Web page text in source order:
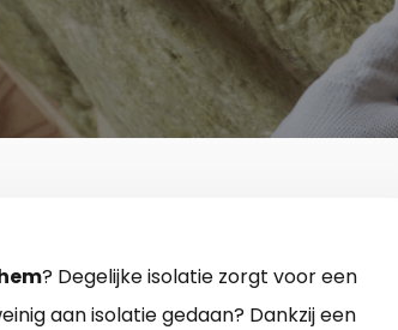
? Degelijke isolatie zorgt voor een
aan isolatie gedaan? Dankzij een